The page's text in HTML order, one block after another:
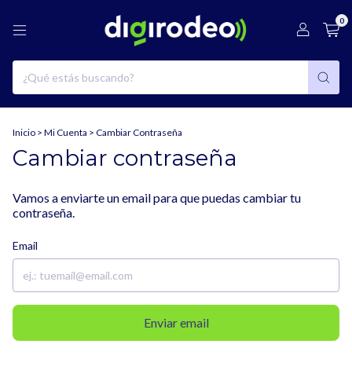
0
Inicio > Mi Cuenta > Cambiar Contraseña
Cambiar contraseña
Vamos a enviarte un email para que puedas cambiar tu
contraseña.
Email
Enviar email